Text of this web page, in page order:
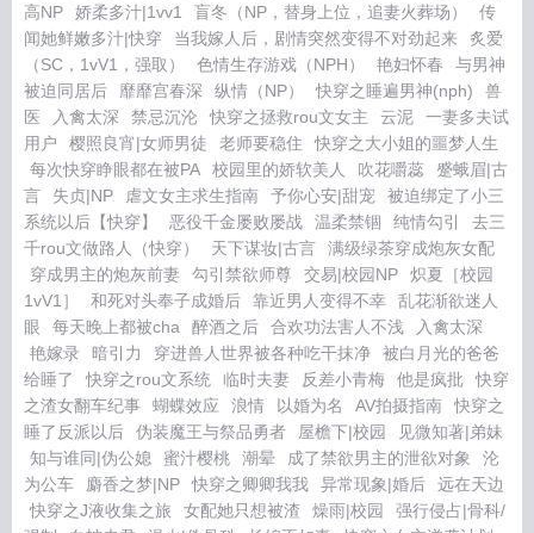
高NP
娇柔多汁|1vv1 盲冬（NP，替身上位，追妻火葬场）
传
闻她鲜嫩多汁|快穿
当我嫁人后，剧情突然变得不对劲起来
炙爱
（SC，1vV1，强取）
色情生存游戏（NPH） 艳妇怀春
与男神
被迫同居后
靡靡宫春深 纵情（NP） 快穿之睡遍男神(nph)
兽
医
入禽太深 禁忌沉沦 快穿之拯救rou文女主 云泥
一妻多夫试
用户
樱照良宵|女师男徒 老师要稳住
快穿之大小姐的噩梦人生
每次快穿睁眼都在被PA
校园里的娇软美人 吹花嚼蕊
蹙蛾眉|古
言
失贞|NP 虐文女主求生指南 予你心安|甜宠
被迫绑定了小三
系统以后【快穿】
恶役千金屡败屡战 温柔禁锢 纯情勾引
去三
千rou文做路人（快穿）
天下谋妆|古言
满级绿茶穿成炮灰女配
穿成男主的炮灰前妻
勾引禁欲师尊 交易|校园NP
炽夏［校园
1vV1］
和死对头奉子成婚后 靠近男人变得不幸
乱花渐欲迷人
眼
每天晚上都被cha 醉酒之后 合欢功法害人不浅
入禽太深
艳嫁录
暗引力 穿进兽人世界被各种吃干抹净
被白月光的爸爸
给睡了
快穿之rou文系统 临时夫妻 反差小青梅 他是疯批
快穿
之渣女翻车纪事
蝴蝶效应 浪情 以婚为名 AV拍摄指南
快穿之
睡了反派以后
伪装魔王与祭品勇者 屋檐下|校园
见微知著|弟妹
知与谁同|伪公媳
蜜汁樱桃 潮晕 成了禁欲男主的泄欲对象
沦
为公车
麝香之梦|NP 快穿之卿卿我我 异常现象|婚后
远在天边
快穿之J液收集之旅
女配她只想被渣 燥雨|校园
强行侵占|骨科/